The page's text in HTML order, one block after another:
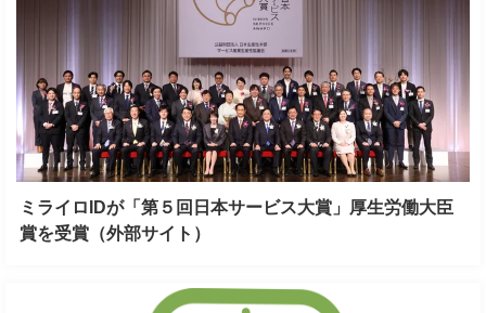
ミライロIDが「第５回日本サービス大賞」厚生労働大臣
賞を受賞（外部サイト）